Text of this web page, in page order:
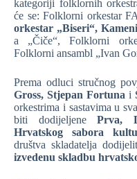
kategoriji folklornih
će se: Folklorni orkestar
orkestar „Biseri“,
a „Čiče“, Folklorni
Folklorni ansambl „Ivan
Prema odluci stručnog
Gross, Stjepan Fortunai
orkestrima i sastavima u
biti dodijeljenePrva,
Hrvatskog sabora
društva skladatelja
izvedenu skladbu